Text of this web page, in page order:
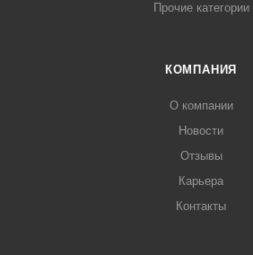
Прочие категории
КОМПАНИЯ
О компании
Новости
Отзывы
Карьера
Контакты